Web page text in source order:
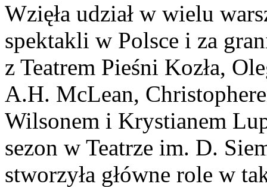
Wzięła udział w wielu
spektakli w Polsce i za
z Teatrem Pieśni Kozła,
A.H. McLean,
Wilsonem i Krystianem
sezon w Teatrze im. D.
stworzyła główne role w